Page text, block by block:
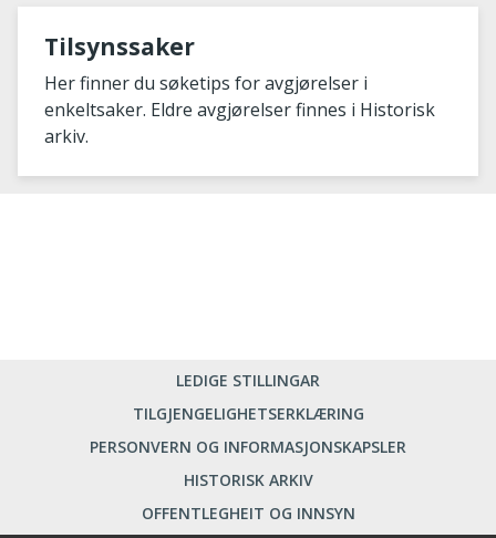
Tilsynssaker
Her finner du søketips for avgjørelser i
enkeltsaker. Eldre avgjørelser finnes i Historisk
arkiv.
LEDIGE STILLINGAR
TILGJENGELIGHETSERKLÆRING
PERSONVERN OG INFORMASJONSKAPSLER
HISTORISK ARKIV
OFFENTLEGHEIT OG INNSYN